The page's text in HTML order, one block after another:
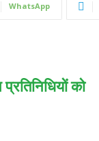
WhatsApp
को